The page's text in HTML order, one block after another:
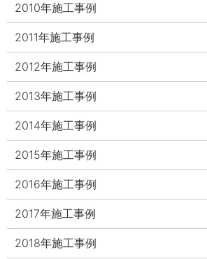
2010年施工事例
2011年施工事例
2012年施工事例
2013年施工事例
2014年施工事例
2015年施工事例
2016年施工事例
2017年施工事例
2018年施工事例